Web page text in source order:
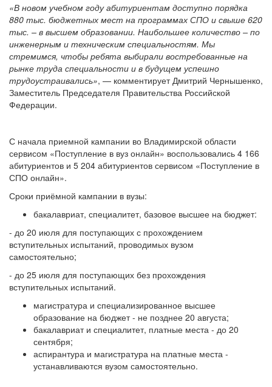
«В новом учебном году абитуриентам доступно порядка
880 тыс. бюджетных мест на программах СПО и свыше 620
тыс. – в высшем образовании. Наибольшее количество – по
инженерным и техническим специальностям. Мы
стремимся, чтобы ребята выбирали востребованные на
рынке труда специальности и в будущем успешно
трудоустраивались», — комментирует Дмитрий Чернышенко,
Заместитель Председателя Правительства Российской
Федерации.
С начала приемной кампании во Владимирской области
сервисом «Поступление в вуз онлайн» воспользовались 4 166
абитуриентов и 5 204 абитуриентов сервисом «Поступление в
СПО онлайн».
Сроки приёмной кампании в вузы:
бакалавриат, специалитет, базовое высшее на бюджет:
- до 20 июля для поступающих с прохождением
вступительных испытаний, проводимых вузом
самостоятельно;
- до 25 июля для поступающих без прохождения
вступительных испытаний.
магистратура и специализированное высшее
образование на бюджет - не позднее 20 августа;
бакалавриат и специалитет, платные места - до 20
сентября;
аспирантура и магистратура на платные места -
устанавливаются вузом самостоятельно.